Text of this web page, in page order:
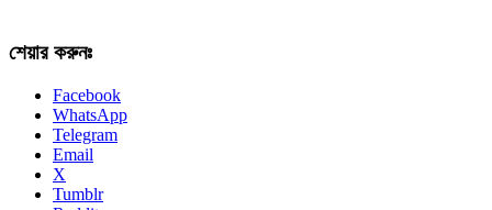
শেয়ার করুনঃ
Facebook
WhatsApp
Telegram
Email
X
Tumblr